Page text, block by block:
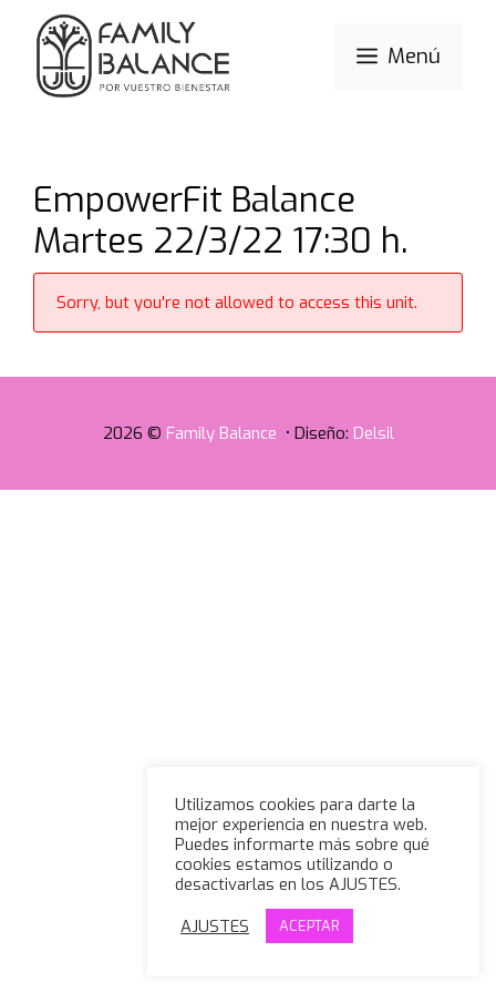
Saltar
contenido
Menú
EmpowerFit Balance
Martes 22/3/22 17:30 h.
Sorry, but you're not allowed to access this unit.
2026 © Family Balance • Diseño: Delsil
Utilizamos cookies para darte la
mejor experiencia en nuestra web.
Puedes informarte más sobre qué
cookies estamos utilizando o
desactivarlas en los AJUSTES.
AJUSTES
ACEPTAR